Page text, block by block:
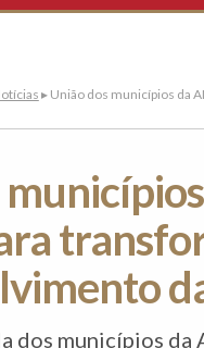
▸ União dos municípios da
dos municípios